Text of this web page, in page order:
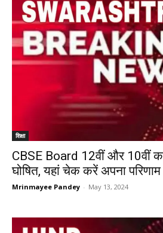
शिक्षा
CBSE Board 12वीं और 10वीं का
घोषित, यहां चेक करें अपना परिणाम
Mrinmayee Pandey - May 13, 2024